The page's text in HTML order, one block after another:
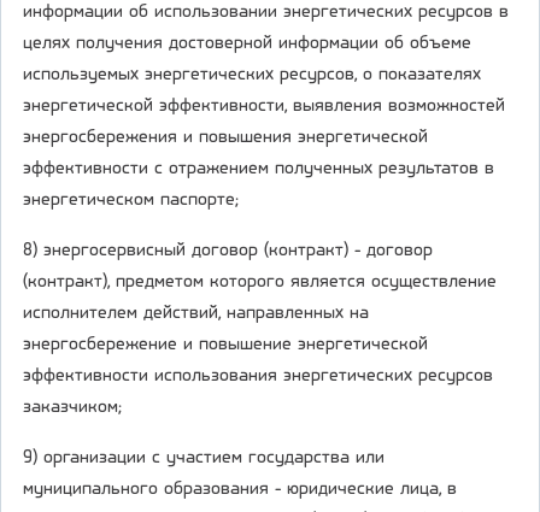
информации об использовании энергетических ресурсов в
целях получения достоверной информации об объеме
используемых энергетических ресурсов, о показателях
энергетической эффективности, выявления возможностей
энергосбережения и повышения энергетической
эффективности с отражением полученных результатов в
энергетическом паспорте;
8) энергосервисный договор (контракт) - договор
(контракт), предметом которого является осуществление
исполнителем действий, направленных на
энергосбережение и повышение энергетической
эффективности использования энергетических ресурсов
заказчиком;
9) организации с участием государства или
муниципального образования - юридические лица, в